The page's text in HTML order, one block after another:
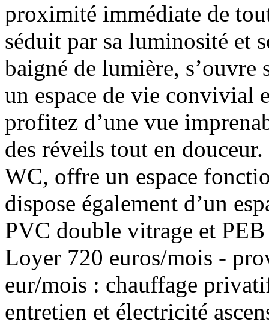
proximité immédiate de
séduit par sa luminosité et
baigné de lumière, s’ouvre
un espace de vie convivial
profitez d’une vue
des réveils tout en
WC, offre un espace
dispose également d’un
PVC double vitrage et
Loyer 720 euros/mois -
eur/mois : chauffage
entretien et électricité